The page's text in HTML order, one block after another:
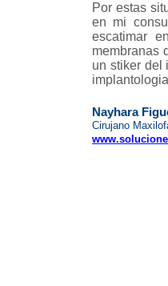
Por estas
en mi
escatimar
membranas
un stiker del
Nayhara
Cirujano